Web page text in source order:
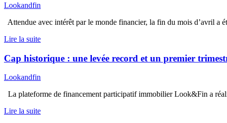
Lookandfin
Attendue avec intérêt par le monde financier, la fin du mois d’avril a
Lire la suite
Cap historique : une levée record et un premier
Lookandfin
La plateforme de financement participatif immobilier Look&Fin a
Lire la suite